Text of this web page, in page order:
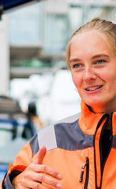
im Hafen